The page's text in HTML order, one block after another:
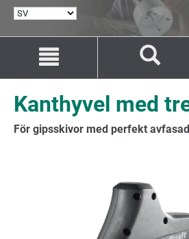
innehåll
navigation
Kanthyvel med
För gipsskivor med perfekt